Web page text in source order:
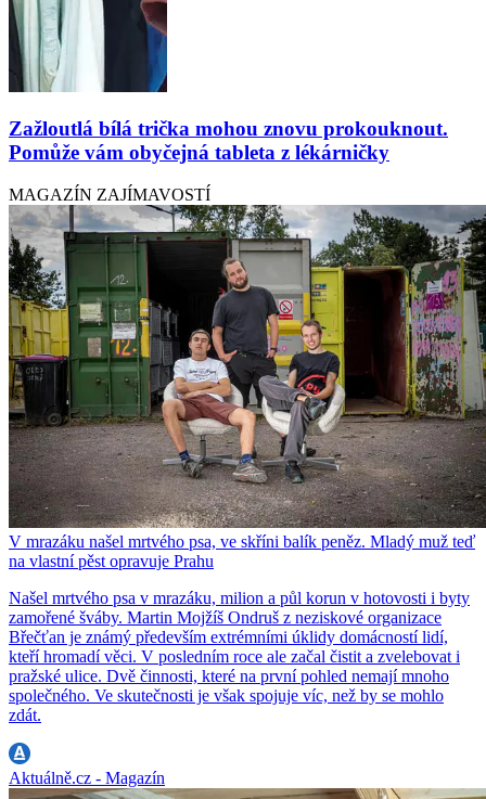
Zažloutlá bílá trička mohou znovu prokouknout.
Pomůže vám obyčejná tableta z lékárničky
MAGAZÍN ZAJÍMAVOSTÍ
V mrazáku našel mrtvého psa, ve skříni balík peněz. Mladý muž teď
na vlastní pěst opravuje Prahu
Našel mrtvého psa v mrazáku, milion a půl korun v hotovosti i byty
zamořené šváby. Martin Mojžíš Ondruš z neziskové organizace
Břečťan je známý především extrémními úklidy domácností lidí,
kteří hromadí věci. V posledním roce ale začal čistit a zvelebovat i
pražské ulice. Dvě činnosti, které na první pohled nemají mnoho
společného. Ve skutečnosti je však spojuje víc, než by se mohlo
zdát.
Aktuálně.cz - Magazín